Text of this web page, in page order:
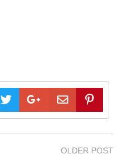
OLDER POST